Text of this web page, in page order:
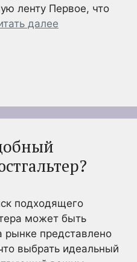
ленту Первое, что
далее
подходящего
может быть
рынке представлено
выбрать идеальный